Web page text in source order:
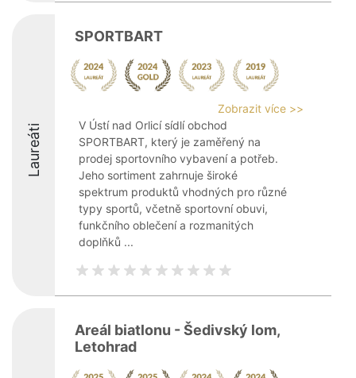
Laureáti
SPORTBART
Zobrazit více >>
V Ústí nad Orlicí sídlí obchod
SPORTBART, který je zaměřený na
prodej sportovního vybavení a potřeb.
Jeho sortiment zahrnuje široké
spektrum produktů vhodných pro různé
typy sportů, včetně sportovní obuvi,
funkčního oblečení a rozmanitých
doplňků ...
Areál biatlonu - Šedivský lom,
Letohrad